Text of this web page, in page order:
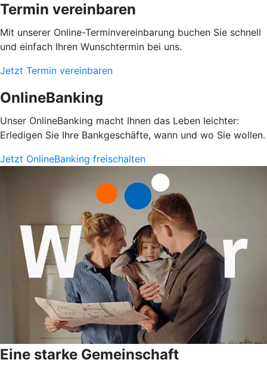
Termin vereinbaren
Mit unserer Online-Terminvereinbarung buchen Sie schnell
und einfach Ihren Wunschtermin bei uns.
Jetzt Termin vereinbaren
OnlineBanking
Unser OnlineBanking macht Ihnen das Leben leichter:
Erledigen Sie Ihre Bankgeschäfte, wann und wo Sie wollen.
Jetzt OnlineBanking freischalten
Eine starke Gemeinschaft